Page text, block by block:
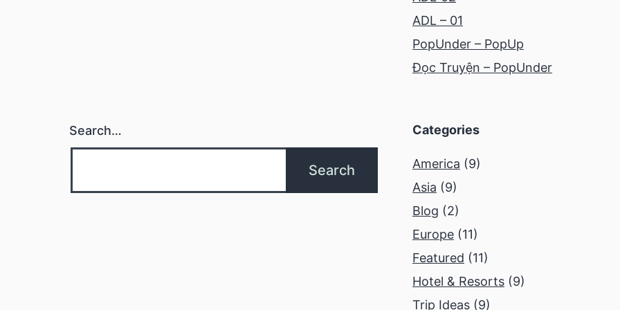
ADL – 01
PopUnder – PopUp
Đọc Truyện – PopUnder
Search… Categories
America (9)
Asia (9)
Blog (2)
Europe (11)
Featured (11)
Hotel & Resorts (9)
Trip Ideas (9)